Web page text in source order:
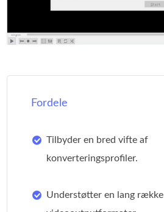
Fordele
Tilbyder en bred vifte af
konverteringsprofiler.
Understøtter en lang række